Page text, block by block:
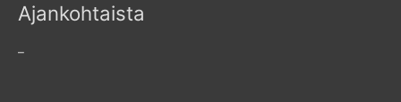
Ajankohtaista
–